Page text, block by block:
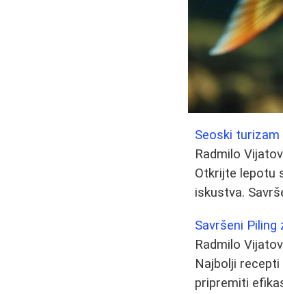
Seoski
Radmilo Vijatov
Otkrijte lepotu
iskustva.
Savršeni Piling
Radmilo Vijatov
Najbolji
pripremiti